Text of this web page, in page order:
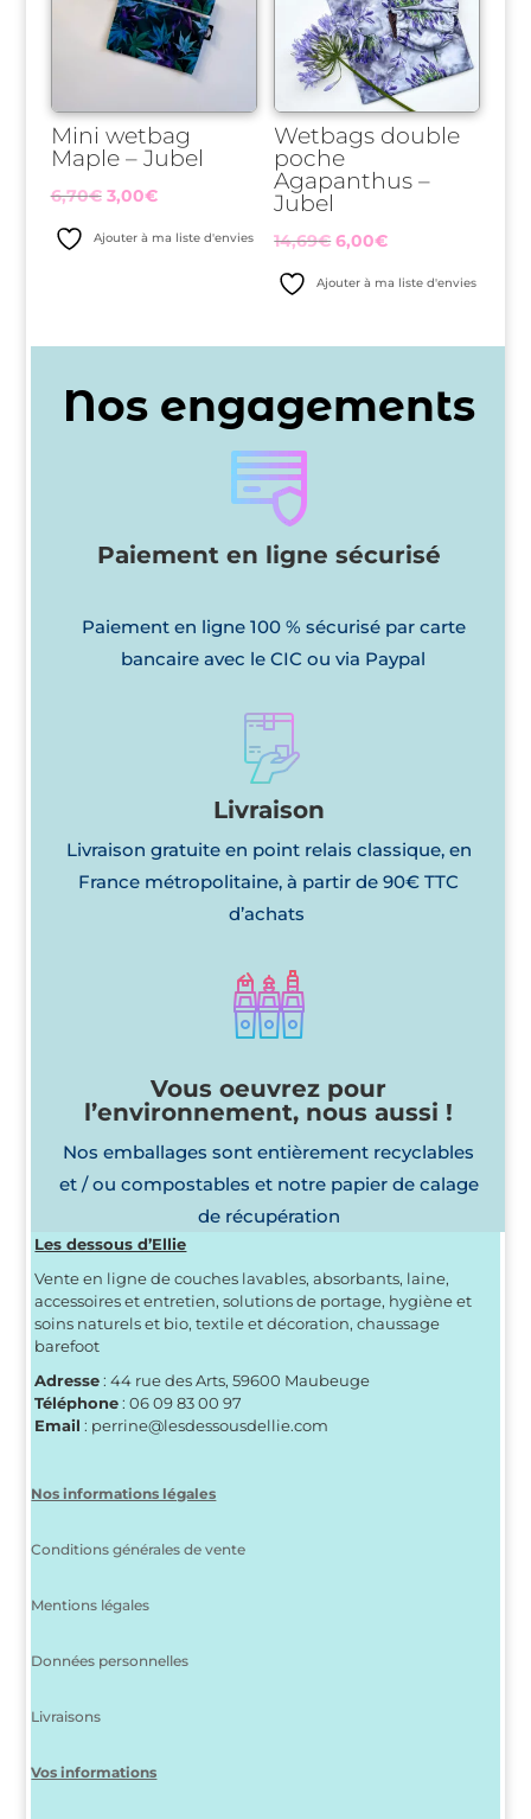
Mini wetbag
Maple – Jubel
6,70€ Le
3,00€Le
Ajouter à ma liste d'envies
Wetbags double
poche
Agapanthus –
Jubel
14,69€ Le
6,00€Le
Ajouter à ma liste d'envies
Nos engagements
Paiement en ligne sécurisé
Paiement en ligne 100 % sécurisé par carte
bancaire avec le CIC ou via Paypal
Livraison
Livraison gratuite en point relais classique, en
France métropolitaine, à partir de 90€ TTC
d’achats
Vous oeuvrez pour
l’environnement, nous aussi !
Nos emballages sont entièrement recyclables
et / ou compostables et notre papier de calage
de récupération
Les dessous d’Ellie
Vente en ligne de couches lavables, absorbants, laine,
accessoires et entretien, solutions de portage, hygiène et
soins naturels et bio, textile et décoration, chaussage
barefoot
Adresse: 44 rue des Arts, 59600 Maubeuge
Téléphone: 06 09 83 00 97
Email : perrine@lesdessousdellie.com
Nos informations légales
Conditions générales de vente
Mentions légales
Données personnelles
Livraisons
Vos informations